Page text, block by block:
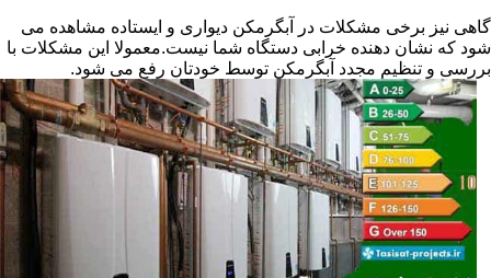
گاهی نیز برخی مشکلات در آبگرمکن دیواری و ایستاده مشاهده می
شود که نشان دهنده خرابی دستگاه شما نیست.معمولا این مشکلات با
بررسی و تنظیم مجدد آبگرمکن توسط خودتان رفع می شود.